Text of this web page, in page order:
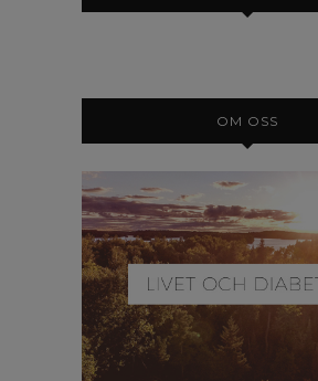
OM OSS